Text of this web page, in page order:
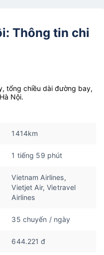
Thông tin chi
tổng chiều dài đường bay,
Nội.
1414km
1 tiếng 59 phút
Vietnam Airlines,
Vietjet Air, Vietravel
Airlines
35 chuyến / ngày
644.221 đ